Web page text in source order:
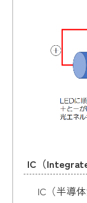
IC（
IC（半導